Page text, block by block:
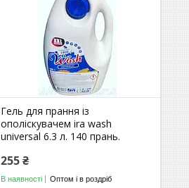
Гель для прання із
ополіскувачем ira wash
universal 6.3 л. 140 прань.
255 ₴
В наявності Оптом і в роздріб